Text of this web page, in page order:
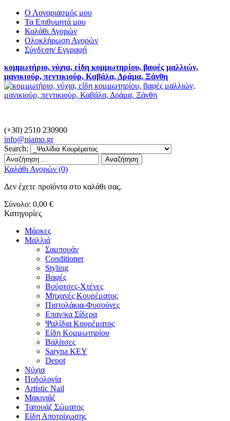
Ο Λογαριασμός μου
Τα Επιθυμητά μου
Καλάθι Αγορών
Ολοκλήρωση Αγορών
Σύνδεση/ Εγγραφή
κομμωτήριο, νύχια, είδη κομμωτηρίου, βαφές μαλλιών,
μανικιούρ, πεντικιούρ, Καβάλα, Δράμα, Ξάνθη
(+30) 2510 230900
info@niamo.gr
Search:
Αναζήτηση
Καλάθι Αγορών (0)
Δεν έχετε προϊόντα στο καλάθι σας.
Σύνολο: 0,00 €
Κατηγορίες
Μάρκες
Μαλλιά
Σαμπουάν
Conditioner
Styling
Βαφές
Βούρτσες-Χτένες
Μηχανές Κουρέματος
Πιστολάκια-Φυσούνες
Επαγ/κα Σίδερα
Ψαλίδια Κουρέματος
Είδη Κομμωτηρίου
Βαλίτσες
Saryna KEY
Depot
Νύχια
Ποδολογία
Artistic Nail
Μακιγιάζ
Τατουάζ Σώματος
Είδη Αποτρίχωσης